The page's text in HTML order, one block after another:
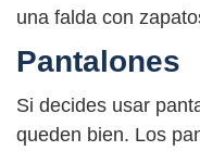
una falda con
Pantalones
Si decides usar
queden bien. Los